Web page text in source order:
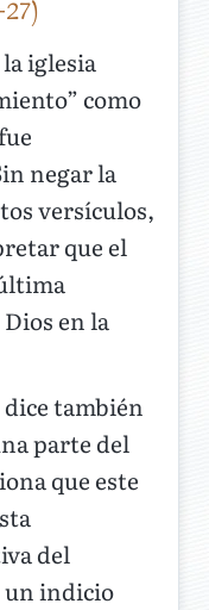
iglesia
como
negar la
versículos,
que el
en la
también
parte del
que este
del
un indicio